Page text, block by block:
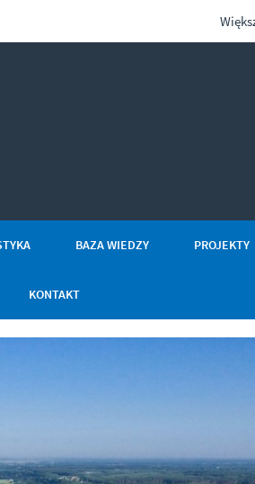
gruntami
BAZA WIEDZY PROJEKTY
KONTAKT